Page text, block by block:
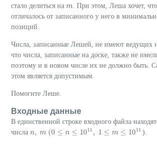
стало делиться на m
m
. При этом, Леша хочет,
отличалось от записанного у него в
позиций.
Числа, записанные Лешей, не имеют ведущих
что числа, записанные на доске, также не
поэтому и в новом числе их не должно быть.
этом является допустимым.
Помогите Леше.
Входные данные
В единственной строке входного файла
числа n, m (0 ≤ n ≤ 1011, 1 ≤ m ≤ 1011
n, m ( 0≤ n≤ 10 11, 1≤m≤ 10 11 ).